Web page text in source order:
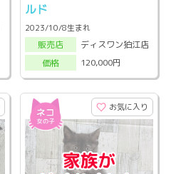
ルド
2023/10/8生まれ
販売店
ディスワン狛江店
価格
120,000円
お気に入り